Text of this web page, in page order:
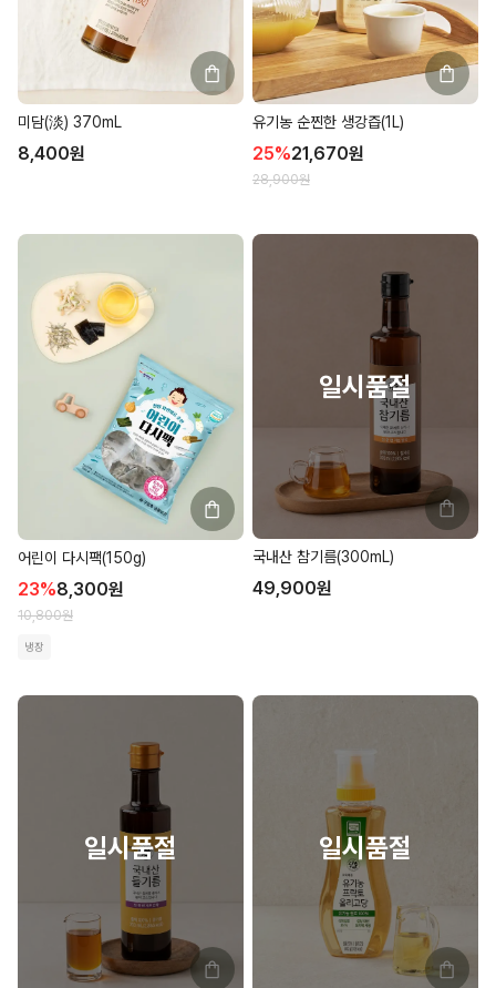
미담(淡) 370mL
8,400원
유기농 순찐한 생강즙(1L)
25%21,670원
28,900원
어린이 다시팩(150g)
23%8,300원
10,800원
냉장
국내산 참기름(300mL)
49,900원